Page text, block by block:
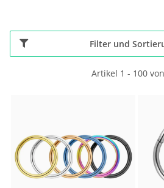
Filter und
Artikel 1 - 100